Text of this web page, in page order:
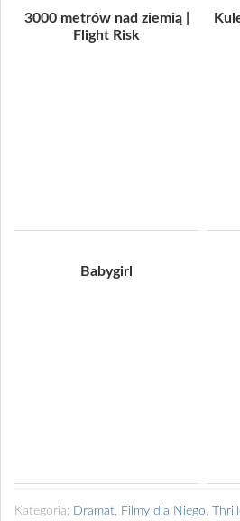
3000 metrów nad ziemią |
Flight Risk
Babygirl
Kategoria: Dramat, Filmy dla Niego,